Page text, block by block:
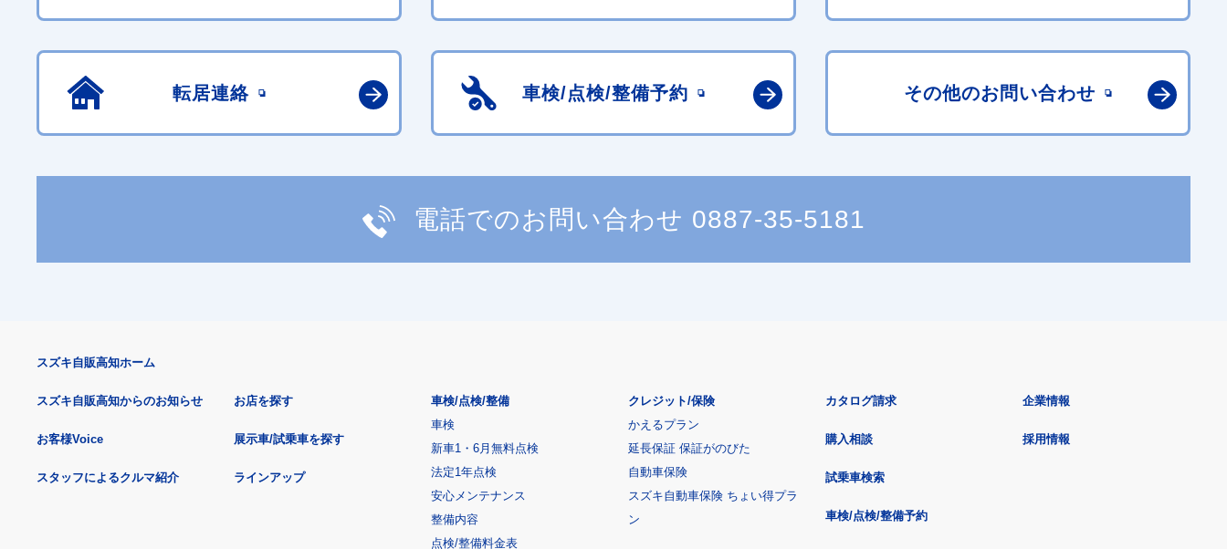
転居連絡 車検/点検/整備予約 その他のお問い合わせ
電話でのお問い合わせ 0887-35-5181
スズキ自販高知ホーム
スズキ自販高知からのお知らせ
お客様Voice
スタッフによるクルマ紹介
お店を探す
展示車/試乗車を探す
ラインアップ
車検/点検/整備
車検
新車1・6月無料点検
法定1年点検
安心メンテナンス
整備内容
点検/整備料金表
クレジット/保険
かえるプラン
延長保証 保証がのびた
自動車保険
スズキ自動車保険 ちょい得プラ
ン
カタログ請求
購入相談
試乗車検索
車検/点検/整備予約
企業情報
採用情報